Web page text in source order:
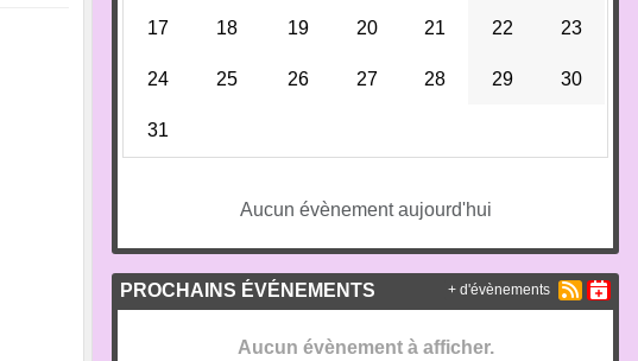
17 18 19 20 21 22 23
24 25 26 27 28 29 30
31
Aucun évènement aujourd'hui
PROCHAINS ÉVÉNEMENTS
Aucun évènement à afficher.
+ d'évènements